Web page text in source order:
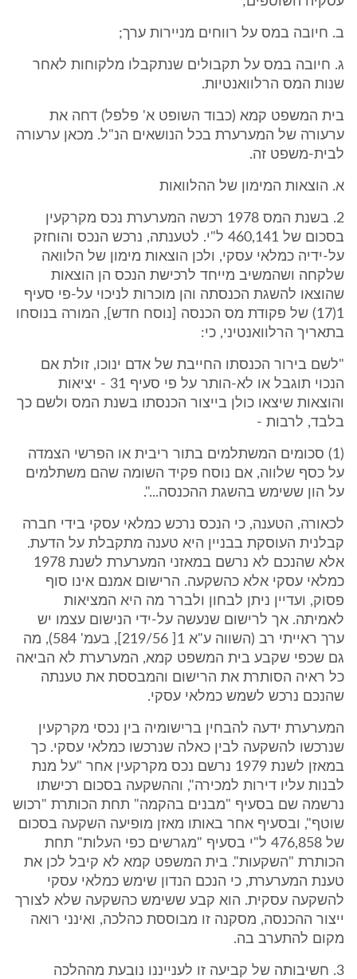
ב. חיובה במס על רווחים מניירות ערך;
ג. חיובה במס על תקבולים שנתקבלו מלקוחות לאחר
שנות המס הרלוואנטיות.
בית המשפט קמא (כבוד השופט א' פלפל) דחה את
ערעורה של המערערת בכל הנושאים הנ"ל. מכאן ערעורה
לבית-משפט זה.
א. הוצאות המימון של ההלוואות
2. בשנת המס 1978 רכשה המערערת נכס מקרקעין
בסכום של 460,141 ל"י. לטענתה, נרכש הנכס והוחזק
על-ידיה כמלאי עסקי, ולכן הוצאות מימון של הלוואה
שלקחה ושהמשיב מייחד לרכישת הנכס הן הוצאות
שהוצאו להשגת הכנסתה והן מוכרות לניכוי על-פי סעיף
1(17) של פקודת מס הכנסה [נוסח חדש], המורה בנוסחו
בתאריך הרלוואנטיני, כי:
"לשם בירור הכנסתו החייבת של אדם ינוכו, זולת אם
הנכוי תוגבל או לא-הותר על פי סעיף 31 - יציאות
והוצאות שיצאו כולן בייצור הכנסתו בשנת המס ולשם כך
בלבד, לרבות -
(1) סכומים המשתלמים בתור ריבית או הפרשי הצמדה
על כסף שלווה, אם נוסח פקיד השומה שהם משתלמים
על הון ששימש בהשגת ההכנסה...".
לכאורה, הטענה, כי הנכס נרכש כמלאי עסקי בידי חברה
קבלנית העוסקת בבניין היא טענה מתקבלת על הדעת.
אלא שהנכם לא נרשם במאזני המערערת לשנת 1978
כמלאי עסקי אלא כהשקעה. הרישום אמנם אינו סוף
פסוק, ועדיין ניתן לבחון ולברר מה היא המציאות
לאמיתה. אך לרישום שנעשה על-ידי הנישום עצמו יש
ערך ראייתי רב (השווה ע"א 1[ 219/56], בעמ' 584), מה
גם שכפי שקבע בית המשפט קמא, המערערת לא הביאה
כל ראיה הסותרת את הרישום והמבססת את טענתה
שהנכם נרכש לשמש כמלאי עסקי.
המערערת ידעה להבחין ברישומיה בין נכסי מקרקעין
שנרכשו להשקעה לבין כאלה שנרכשו כמלאי עסקי. כך
במאזן לשנת 1979 נרשם נכס מקרקעין אחר "על מנת
לבנות עליו דירות למכירה", וההשקעה בסכום רכישתו
נרשמה שם בסעיף "מבנים בהקמה" תחת הכותרת "רכוש
שוטף", ובסעיף אחר באותו מאזן מופיעה השקעה בסכום
של 476,858 ל"י בסעיף "מגרשים כפי העלות" תחת
הכותרת "השקעות". בית המשפט קמא לא קיבל לכן את
טענת המערערת, כי הנכם הנדון שימש כמלאי עסקי
להשקעה עסקית. הוא קבע ששימש כהשקעה שלא לצורך
ייצור ההכנסה, מסקנה זו מבוססת כהלכה, ואינני רואה
מקום להתערב בה.
3. חשיבותה של קביעה זו לענייננו נובעת מההלכה